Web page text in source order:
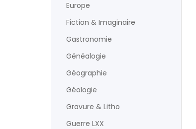
Europe
Fiction & Imaginaire
Gastronomie
Généalogie
Géographie
Géologie
Gravure & Litho
Guerre LXX